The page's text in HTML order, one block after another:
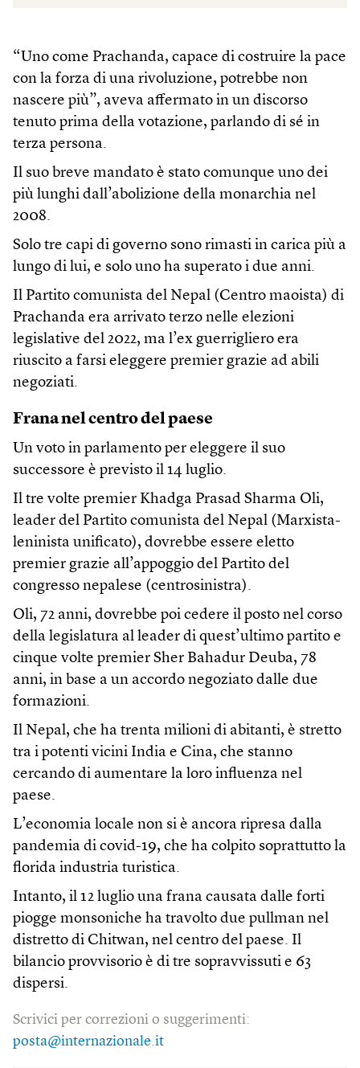
“Uno come Prachanda, capace di costruire la pace
con la forza di una rivoluzione, potrebbe non
nascere più”, aveva affermato in un discorso
tenuto prima della votazione, parlando di sé in
terza persona.
Il suo breve mandato è stato comunque uno dei
più lunghi dall’abolizione della monarchia nel
2008.
Solo tre capi di governo sono rimasti in carica più a
lungo di lui, e solo uno ha superato i due anni.
Il Partito comunista del Nepal (Centro maoista) di
Prachanda era arrivato terzo nelle elezioni
legislative del 2022, ma l’ex guerrigliero era
riuscito a farsi eleggere premier grazie ad abili
negoziati.
Frana nel centro del paese
Un voto in parlamento per eleggere il suo
successore è previsto il 14 luglio.
Il tre volte premier Khadga Prasad Sharma Oli,
leader del Partito comunista del Nepal (Marxista-
leninista unificato), dovrebbe essere eletto
premier grazie all’appoggio del Partito del
congresso nepalese (centrosinistra).
Oli, 72 anni, dovrebbe poi cedere il posto nel corso
della legislatura al leader di quest’ultimo partito e
cinque volte premier Sher Bahadur Deuba, 78
anni, in base a un accordo negoziato dalle due
formazioni.
Il Nepal, che ha trenta milioni di abitanti, è stretto
tra i potenti vicini India e Cina, che stanno
cercando di aumentare la loro influenza nel
paese.
L’economia locale non si è ancora ripresa dalla
pandemia di covid-19, che ha colpito soprattutto la
florida industria turistica.
Intanto, il 12 luglio una frana causata dalle forti
piogge monsoniche ha travolto due pullman nel
distretto di Chitwan, nel centro del paese. Il
bilancio provvisorio è di tre sopravvissuti e 63
dispersi.
Scrivici per correzioni o suggerimenti:
posta@internazionale.it